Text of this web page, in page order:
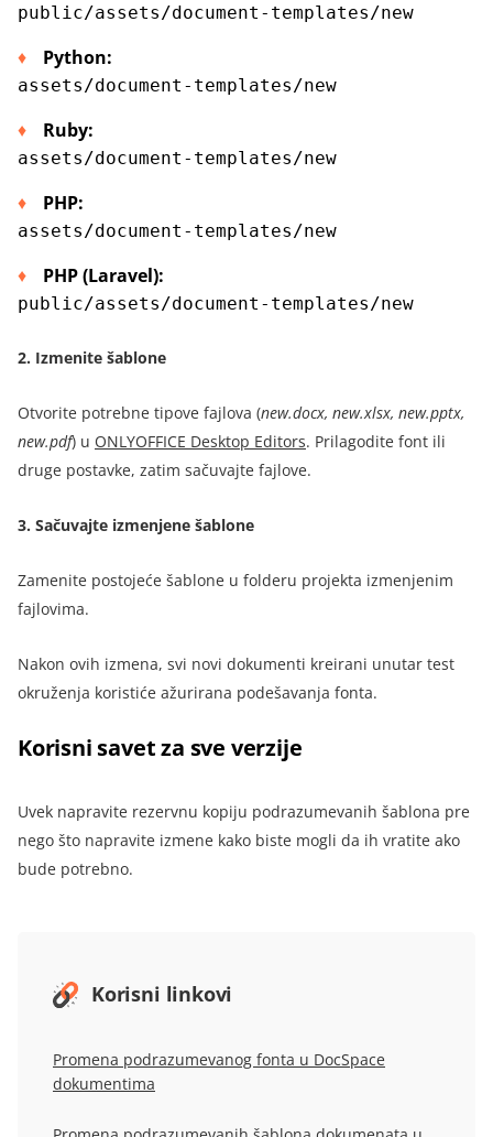
public/assets/document-templates/new
Python:
assets/document-templates/new
Ruby:
assets/document-templates/new
PHP:
assets/document-templates/new
PHP (Laravel):
public/assets/document-templates/new
2. Izmenite šablone
Otvorite potrebne tipove fajlova (new.docx, new.xlsx, new.pptx,
new.pdf) u ONLYOFFICE Desktop Editors. Prilagodite font ili
druge postavke, zatim sačuvajte fajlove.
3. Sačuvajte izmenjene šablone
Zamenite postojeće šablone u folderu projekta izmenjenim
fajlovima.
Nakon ovih izmena, svi novi dokumenti kreirani unutar test
okruženja koristiće ažurirana podešavanja fonta.
Korisni savet za sve verzije
Uvek napravite rezervnu kopiju podrazumevanih šablona pre
nego što napravite izmene kako biste mogli da ih vratite ako
bude potrebno.
Korisni linkovi
Promena podrazumevanog fonta u DocSpace
dokumentima